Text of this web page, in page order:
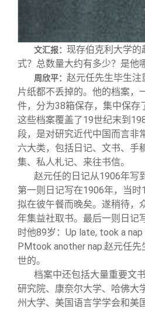
文汇报： 现存伯克利大学的
式？总数量大约有多少？是他
周欣平： 赵元任先生毕生注
片纸都不丢掉的。他的档案，
件，分为38箱保存，集中保存
这些档案覆盖了19世纪末到
段，是对研究近代中国而言非
六大类，包括日记、文书、手
集、私人札记、来往书信。
赵元任的日记从1906年写
第一则日记写在1906年，当时
拟在彼午餐而晚矣。遂稍待，
年集益社取书。最后一则日记
时他89岁：Up late, took a
PMtook another nap.赵元任
世的。
档案中还包括大量重要文
研究院、康奈尔大学、哈佛大
州大学、美国语言学学会和美